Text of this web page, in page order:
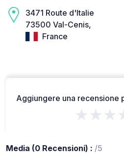
3471 Route d'Italie
73500 Val-Cenis,
France
Aggiungere una recensione
Media (0 Recensioni) : /5